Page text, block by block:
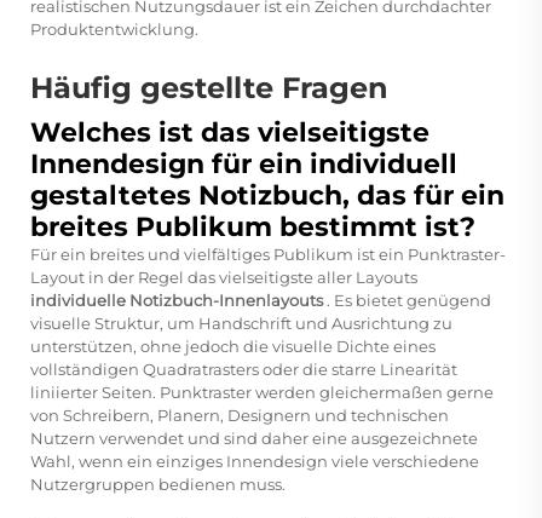
realistischen Nutzungsdauer ist ein Zeichen durchdachter
Produktentwicklung.
Häufig gestellte Fragen
Welches ist das vielseitigste
Innendesign für ein individuell
gestaltetes Notizbuch, das für ein
breites Publikum bestimmt ist?
Für ein breites und vielfältiges Publikum ist ein Punktraster-
Layout in der Regel das vielseitigste aller Layouts
individuelle Notizbuch-Innenlayouts. Es bietet genügend
visuelle Struktur, um Handschrift und Ausrichtung zu
unterstützen, ohne jedoch die visuelle Dichte eines
vollständigen Quadratrasters oder die starre Linearität
liniierter Seiten. Punktraster werden gleichermaßen gerne
von Schreibern, Planern, Designern und technischen
Nutzern verwendet und sind daher eine ausgezeichnete
Wahl, wenn ein einziges Innendesign viele verschiedene
Nutzergruppen bedienen muss.